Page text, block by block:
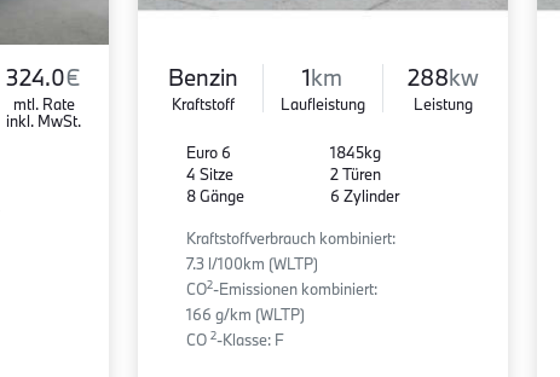
324.0€
mtl. Rate
inkl. MwSt.
Benzin
Kraftstoff
1km
Laufleistung
288kw
Leistung
Euro 6
4 Sitze
8 Gänge
1845kg
2 Türen
6 Zylinder
Kraftstoffverbrauch kombiniert:
7.3 l/100km (WLTP)
CO2-Emissionen kombiniert:
166 g/km (WLTP)
CO 2-Klasse: F